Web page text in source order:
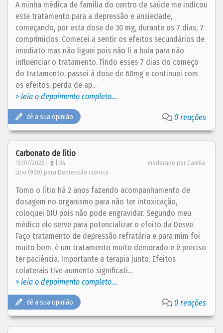
A minha médica de família do centro de saúde me indicou
este tratamento para a depressão e ansiedade,
começando, por esta dose de 30 mg, durante os 7 dias, 7
comprimidos. Comecei a sentir os efeitos secundários de
imediato mas não liguei pois não li a bula para não
influenciar o tratamento. Findo esses 7 dias do começo
do tratamento, passei à dose de 60mg e continuei com
os efeitos, perda de ap...
> leia o depoimento completo...
dê a sua opinião 0 reações
Carbonato de lítio
13/07/2022 | | 34
moderado por Camila
Litio (900) para Depressão crónica
Tomo o lítio há 2 anos fazendo acompanhamento de
dosagem no organismo para não ter intoxicação,
coloquei DIU pois não pode engravidar. Segundo meu
médico ele serve para potencializar o efeito da Desve.
Faço tratamento de depressão refratária e para mim foi
muito bom, é um tratamento muito demorado e é preciso
ter paciência. Importante a terapia junto. Efeitos
colaterais tive aumento significati...
> leia o depoimento completo...
dê a sua opinião 0 reações